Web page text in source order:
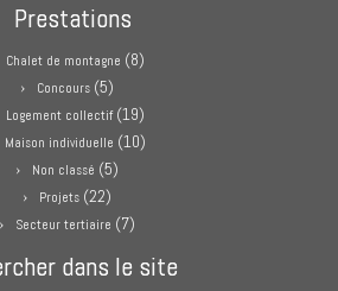
Prestations
Chalet de montagne (8)
Concours(5)
Logement collectif(19)
Maison individuelle (10)
Non classé (5)
Projets(22)
Secteur tertiaire (7)
dans le site